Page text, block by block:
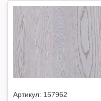
Артикул: 157962